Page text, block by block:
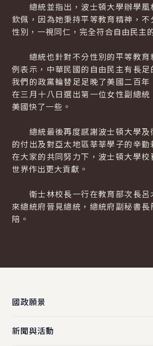
總統並指出，波士頓大學辦學風
欽佩，因為她秉持平等教育精神，不
性別，一視同仁，完全符合自由民主
總統也針對不分性別的平等教育
例表示，中華民國的自由民主有長足
我們的政黨輪替足足晚了美國二百
在三月十八日選出第一位女性副總統
美國快了一些。
總統最後再度感謝波士頓大學及
的付出及對亞太地區莘莘學子的辛
在大家的共同努力下，波士頓大學
世界作出更大貢獻。
衛士林校長一行在教育部次長呂
來總統府晉見總統，總統府副秘書
陪。
國政願景
新聞與活動